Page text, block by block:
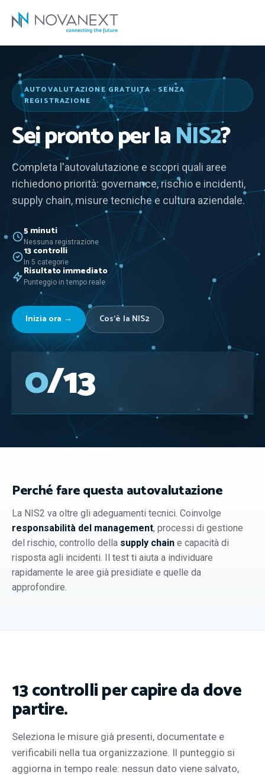
AUTOVALUTAZIONE GRATUITA · SENZA
REGISTRAZIONE
Sei pronto per laNIS2?
Completa l'autovalutazione e scopri quali aree
richiedono priorità: governance, rischio e incidenti,
supply chain, misure tecniche e cultura aziendale.
5 minuti
Nessuna registrazione
13 controlli
In 5 categorie
Risultato immediato
Punteggio in tempo reale
Inizia ora → Cos'è la NIS2
0/13
Perché fare questa autovalutazione
La NIS2 va oltre gli adeguamenti tecnici. Coinvolge
responsabilità del management, processi di gestione
del rischio, controllo della supply chain e capacità di
risposta agli incidenti. Il test ti aiuta a individuare
rapidamente le aree già presidiate e quelle da
approfondire.
13 controlli per capire da dove
partire.
Seleziona le misure già presenti, documentate e
verificabili nella tua organizzazione. Il punteggio si
aggiorna in tempo reale: nessun dato viene salvato,